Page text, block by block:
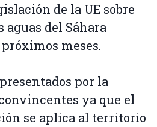
de la UE sobre
del Sáhara
meses.
por la
ya que el
se aplica al territorio